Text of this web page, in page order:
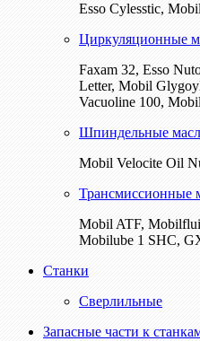
Esso Cylesstic, Mobil
Циркуляционные
Faxam 32, Esso
Letter, Mobil
Vacuoline 100,
Шпиндельные
Mobil Velocite Oil
Трансмиссионные
Mobil ATF,
Mobilube 1 SHC,
Станки
Сверлильные
Запасные части к